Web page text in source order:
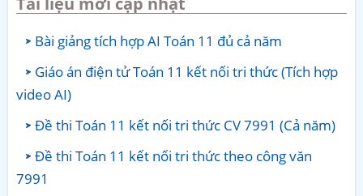
Bài giảng tích hợp AI Toán 11 đủ cả năm
Giáo án điện tử Toán 11 kết nối tri thức (Tích hợp
video AI)
Đề thi Toán 11 kết nối tri thức CV 7991 (Cả năm)
Đề thi Toán 11 kết nối tri thức theo công văn
7991